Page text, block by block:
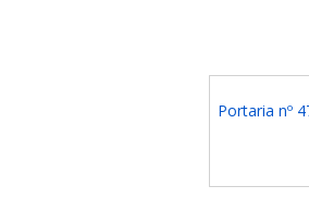
Portaria nº